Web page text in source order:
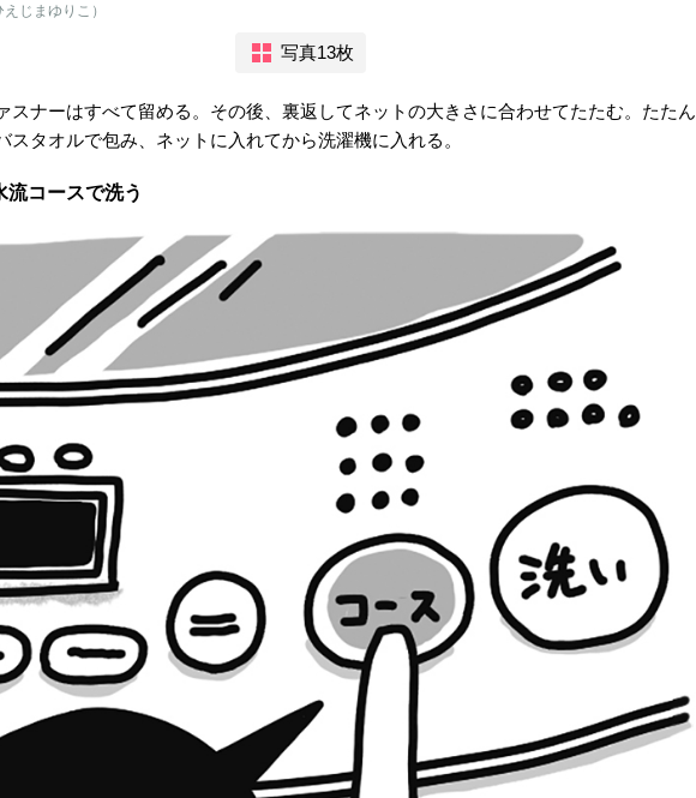
えじまゆりこ）
写真13枚
スナーはすべて留める。その後、裏返してネットの大きさに合わせてたたむ。たたん
スタオルで包み、ネットに入れてから洗濯機に入れる。
流コースで洗う